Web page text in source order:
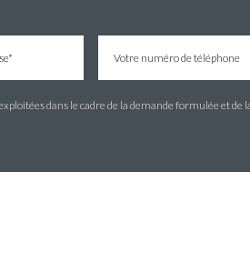
dans le cadre de la demande formulée et